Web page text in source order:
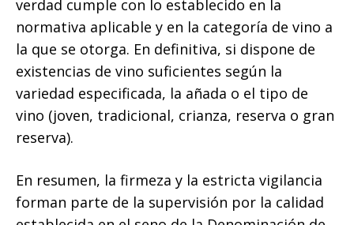
verdad cumple con lo establecido en la
normativa aplicable y en la categoría de vino a
la que se otorga. En definitiva, si dispone de
existencias de vino suficientes según la
variedad especificada, la añada o el tipo de
vino (joven, tradicional, crianza, reserva o gran
reserva).
En resumen, la firmeza y la estricta vigilancia
forman parte de la supervisión por la calidad